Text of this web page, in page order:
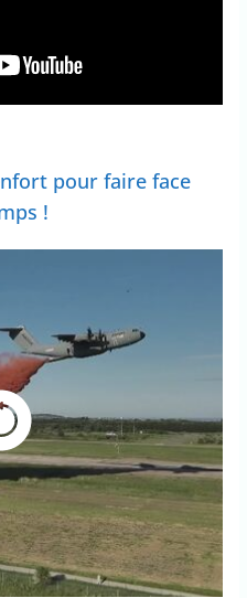
pour faire face
!